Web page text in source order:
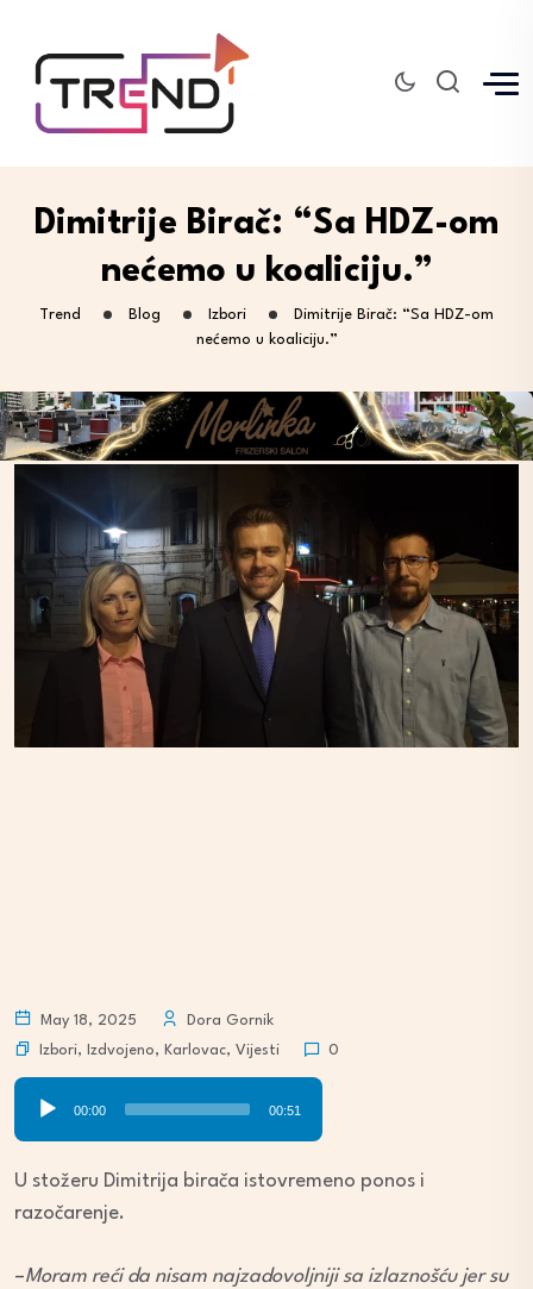
Dimitrije Birač: “Sa HDZ-om
nećemo u koaliciju.”
Trend Blog Izbori
Dimitrije Birač: “Sa HDZ-om
nećemo u koaliciju.”
May 18, 2025
Dora Gornik
Izbori, Izdvojeno, Karlovac, Vijesti 0
00:00 00:51
U stožeru Dimitrija birača istovremeno ponos i
razočarenje.
–Moram reći da nisam najzadovoljniji sa izlaznošću jer su